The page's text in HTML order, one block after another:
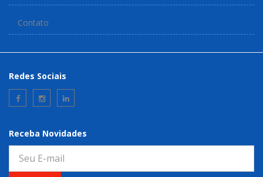
Contato
Redes Sociais
Receba Novidades